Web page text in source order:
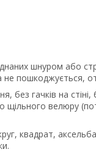
шнуром або
пошкоджується,
без гачків на
велюру
квадрат,